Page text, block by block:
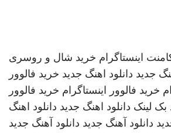
اینستاگرام خرید شال و روسری
جدید دانلود اهنگ جدید خرید فالوور
خرید فالوور اینستاگرام خرید فالوور
بک لینک دانلود اهنگ جدید دانلود اهنگ
دانلود آهنگ جدید دانلود آهنگ جدید